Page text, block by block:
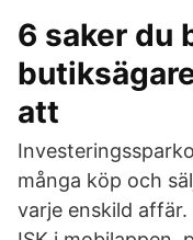
6 saker du
att
många köp och
varje enskild